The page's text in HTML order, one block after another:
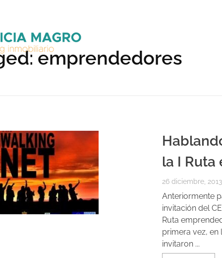
emprendedores
la I Ruta
26 diciembre, 2013
Anteriormente
invitación del
Ruta
primera vez, en
invitaron ...